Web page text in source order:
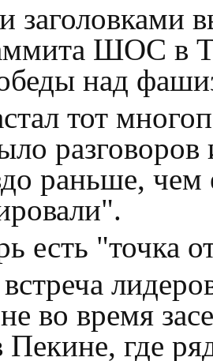
заголовками
ШОС в
над
тот
раньше, чем
есть "точка
во время
Пекине, где